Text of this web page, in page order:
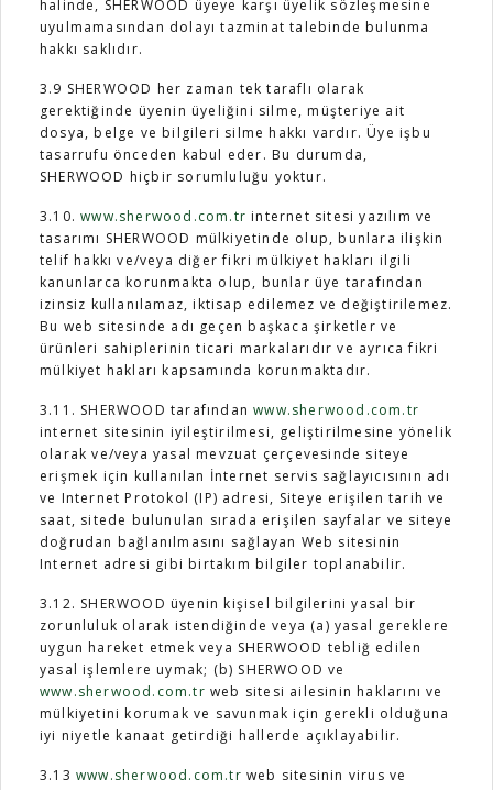
halinde, SHERWOOD üyeye karşı üyelik sözleşmesine
uyulmamasından dolayı tazminat talebinde bulunma
hakkı saklıdır.
3.9 SHERWOOD her zaman tek taraflı olarak
gerektiğinde üyenin üyeliğini silme, müşteriye ait
dosya, belge ve bilgileri silme hakkı vardır. Üye işbu
tasarrufu önceden kabul eder. Bu durumda,
SHERWOOD hiçbir sorumluluğu yoktur.
3.10.www.sherwood.com.tr internet sitesi yazılım ve
tasarımı SHERWOOD mülkiyetinde olup, bunlara ilişkin
telif hakkı ve/veya diğer fikri mülkiyet hakları ilgili
kanunlarca korunmakta olup, bunlar üye tarafından
izinsiz kullanılamaz, iktisap edilemez ve değiştirilemez.
Bu web sitesinde adı geçen başkaca şirketler ve
ürünleri sahiplerinin ticari markalarıdır ve ayrıca fikri
mülkiyet hakları kapsamında korunmaktadır.
3.11. SHERWOOD tarafındanwww.sherwood.com.tr
internet sitesinin iyileştirilmesi, geliştirilmesine yönelik
olarak ve/veya yasal mevzuat çerçevesinde siteye
erişmek için kullanılan İnternet servis sağlayıcısının adı
ve Internet Protokol (IP) adresi, Siteye erişilen tarih ve
saat, sitede bulunulan sırada erişilen sayfalar ve siteye
doğrudan bağlanılmasını sağlayan Web sitesinin
Internet adresi gibi birtakım bilgiler toplanabilir.
3.12. SHERWOOD üyenin kişisel bilgilerini yasal bir
zorunluluk olarak istendiğinde veya (a) yasal gereklere
uygun hareket etmek veya SHERWOOD tebliğ edilen
yasal işlemlere uymak; (b) SHERWOOD ve
www.sherwood.com.tr web sitesi ailesinin haklarını ve
mülkiyetini korumak ve savunmak için gerekli olduğuna
iyi niyetle kanaat getirdiği hallerde açıklayabilir.
3.13 www.sherwood.com.tr web sitesinin virus ve